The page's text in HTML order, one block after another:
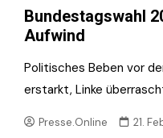
Bundestagswahl
Aufwind
Politisches Beben vor
erstarkt, Linke
Presse.Online 21.